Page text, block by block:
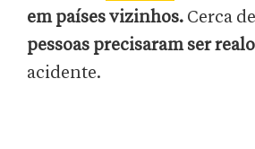
em países vizinhos. Cerca de
pessoas precisaram ser
acidente.